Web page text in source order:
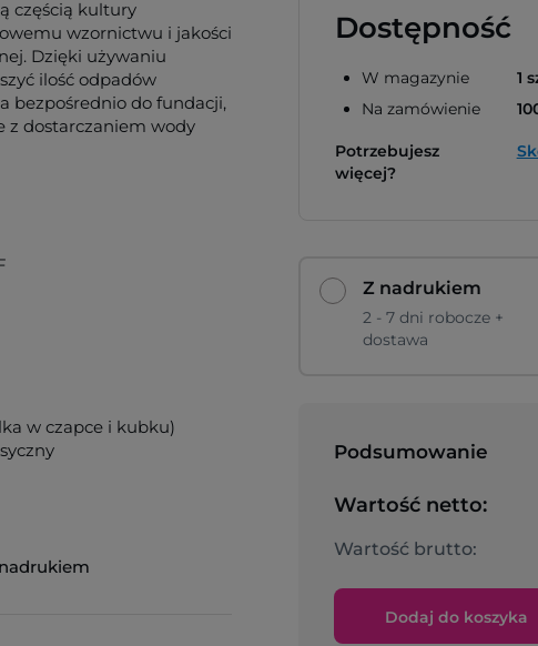
częścią kultury
wzornictwu i jakości
Dzięki używaniu
ilość odpadów
bezpośrednio do fundacji,
z dostarczaniem wody
w czapce i kubku)
Dostępność
W magazynie
Na zamówienie
1
Potrzebujesz
więcej?
Z nadrukiem
2 - 7 dni robocze +
dostawa
Podsumowanie
Wartość netto:
Wartość brutto:
Dodaj do koszyka